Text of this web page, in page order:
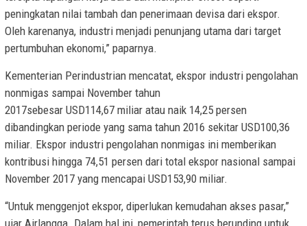
peningkatan nilai tambah dan penerimaan devisa dari ekspor.
Oleh karenanya, industri menjadi penunjang utama dari target
pertumbuhan ekonomi,” paparnya.
Kementerian Perindustrian mencatat, ekspor industri pengolahan
nonmigas sampai November tahun
2017sebesar USD114,67 miliar atau naik 14,25 persen
dibandingkan periode yang sama tahun 2016 sekitar USD100,36
miliar. Ekspor industri pengolahan nonmigas ini memberikan
kontribusi hingga 74,51 persen dari total ekspor nasional sampai
November 2017 yang mencapai USD153,90 miliar.
“Untuk menggenjot ekspor, diperlukan kemudahan akses pasar,”